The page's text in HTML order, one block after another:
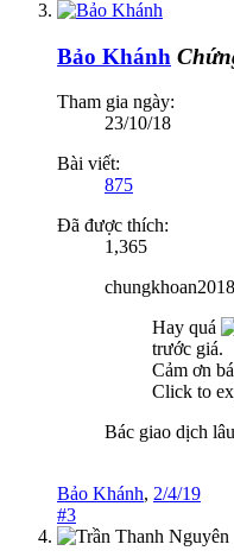
Bảo Khánh
Tham gia ngày:
23/10/18
Bài viết:
875
Đã được thích:
1,365
Hay quá
trước giá.
Cảm ơn
Click to
Bác giao dịch
Bảo Khánh, 2/4/19
#3